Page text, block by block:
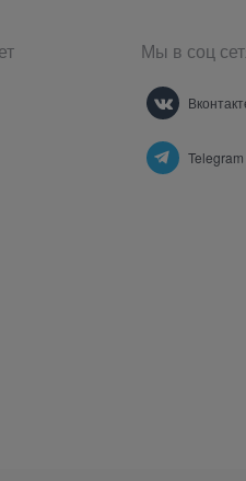
Мы в соц
Telegram